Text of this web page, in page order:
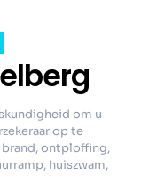
om u
op te
brand, ontploffing,
huiszwam,